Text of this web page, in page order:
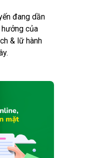
đang dần
của
& lữ hành